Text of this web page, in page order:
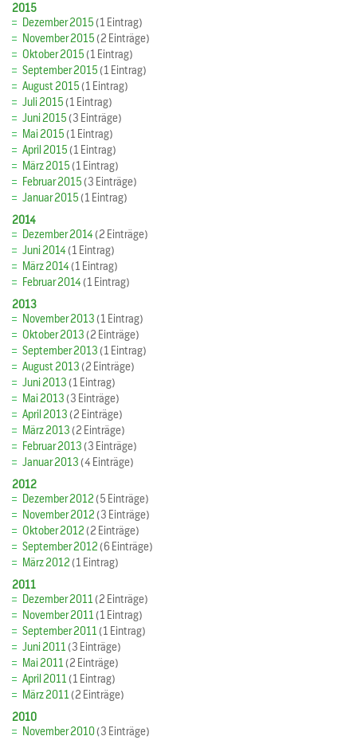
2015
Dezember 2015(1 Eintrag)
November 2015(2 Einträge)
Oktober 2015(1 Eintrag)
September 2015(1 Eintrag)
August 2015(1 Eintrag)
Juli 2015(1 Eintrag)
Juni 2015(3 Einträge)
Mai 2015(1 Eintrag)
April 2015(1 Eintrag)
März 2015(1 Eintrag)
Februar 2015(3 Einträge)
Januar 2015(1 Eintrag)
2014
Dezember 2014(2 Einträge)
Juni 2014(1 Eintrag)
März 2014(1 Eintrag)
Februar 2014(1 Eintrag)
2013
November 2013(1 Eintrag)
Oktober 2013(2 Einträge)
September 2013(1 Eintrag)
August 2013(2 Einträge)
Juni 2013(1 Eintrag)
Mai 2013(3 Einträge)
April 2013(2 Einträge)
März 2013(2 Einträge)
Februar 2013(3 Einträge)
Januar 2013(4 Einträge)
2012
Dezember 2012(5 Einträge)
November 2012(3 Einträge)
Oktober 2012(2 Einträge)
September 2012(6 Einträge)
März 2012(1 Eintrag)
2011
Dezember 2011(2 Einträge)
November 2011(1 Eintrag)
September 2011(1 Eintrag)
Juni 2011(3 Einträge)
Mai 2011(2 Einträge)
April 2011(1 Eintrag)
März 2011(2 Einträge)
2010
November 2010(3 Einträge)